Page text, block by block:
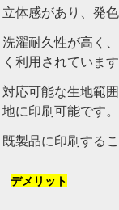
立体感があり、発
洗濯耐久性が高く
く利用されています
対応可能な生地範
地に印刷可能です。
既製品に印刷する
デメリット